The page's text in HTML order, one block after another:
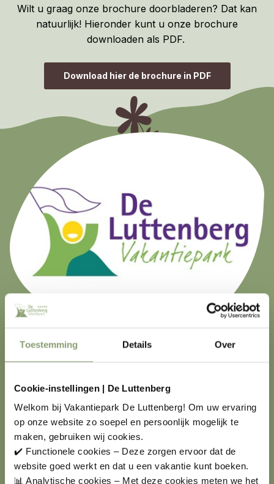
Toestemming Details Over
Cookie-instellingen | De Luttenberg
Welkom bij Vakantiepark De Luttenberg! Om uw ervaring
op onze website zo soepel en persoonlijk mogelijk te
maken, gebruiken wij cookies.
✔️ Functionele cookies – Deze zorgen ervoor dat de
website goed werkt en dat u een vakantie kunt boeken.
📊 Analytische cookies – Met deze cookies meten we het
Wilt u graag onze brochure doorbladeren? Dat kan
natuurlijk! Hieronder kunt u onze brochure
downloaden als PDF.
Download hier de brochure in PDF
DE LUTTENBERG APP
Met de Luttenberg App ervaart u nog meer gemak
tijdens uw vakantie bij ons. Handig wanneer u wilt
weten wanneer het winkeltje of de receptie geopend
is, het recreatieprogramma wilt bekijken, of als u
graag verse broodjes voor de volgende ochtend wilt
bestellen, fietsen wilt huren, de tennisbaan wilt